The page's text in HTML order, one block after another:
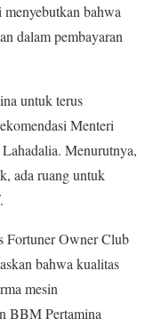
bahwa
dalam pembayaran
untuk terus
Menteri
Menurutnya,
ada ruang untuk
Fortuner Owner Club
bahwa kualitas
mesin
BBM Pertamina